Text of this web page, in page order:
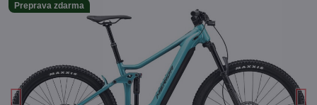
Preprava zdarma